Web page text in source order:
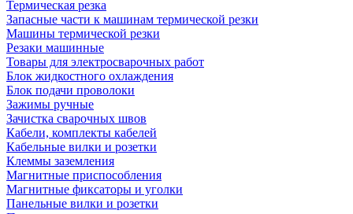
Термическая резка
Запасные части к машинам термической резки
Машины термической резки
Резаки машинные
Товары для электросварочных работ
Блок жидкостного охлаждения
Блок подачи проволоки
Зажимы ручные
Зачистка сварочных швов
Кабели, комплекты кабелей
Кабельные вилки и розетки
Клеммы заземления
Магнитные приспособления
Магнитные фиксаторы и уголки
Панельные вилки и розетки